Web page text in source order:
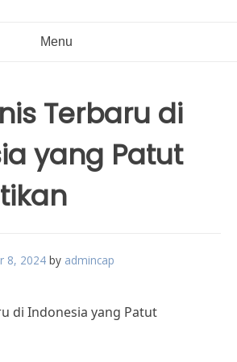
Menu
Terbaru di
yang Patut
8, 2024 by admincap
di Indonesia yang Patut